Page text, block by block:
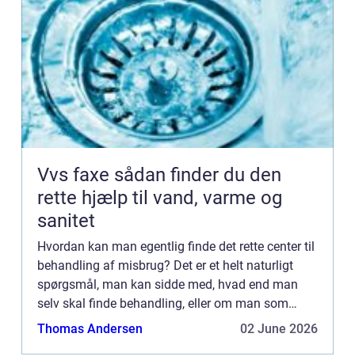
Vvs faxe sådan finder du den
rette hjælp til vand, varme og
sanitet
Hvordan kan man egentlig finde det rette center til
behandling af misbrug? Det er et helt naturligt
spørgsmål, man kan sidde med, hvad end man
selv skal finde behandling, eller om man som
pårørende skal finde et sted. For at hjælpe dig
Thomas Andersen 02 June 2026